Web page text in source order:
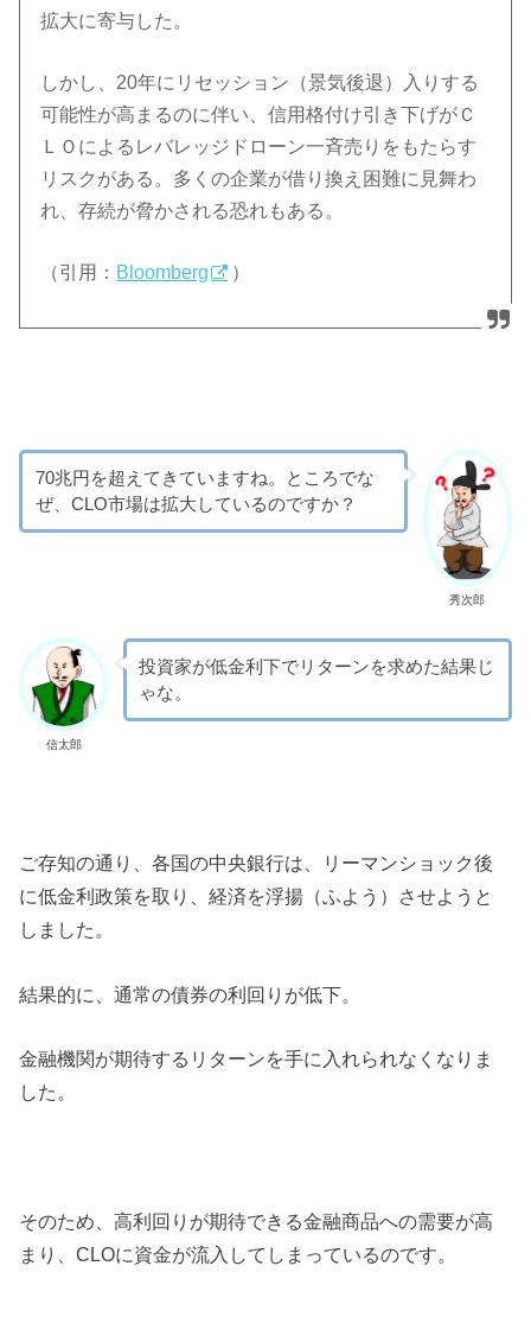
拡大に寄与した。
しかし、20年にリセッション（景気後退）入りする
可能性が高まるのに伴い、信用格付け引き下げがＣ
ＬＯによるレバレッジドローン一斉売りをもたらす
リスクがある。多くの企業が借り換え困難に見舞わ
れ、存続が脅かされる恐れもある。
（引用： Bloomberg ）
秀次郎
70兆円を超えてきていますね。ところでな
ぜ、CLO市場は拡大しているのですか？
信太郎
投資家が低金利下でリターンを求めた結果じ
ゃな。
ご存知の通り、各国の中央銀行は、リーマンショック後
に低金利政策を取り、経済を浮揚（ふよう）させようと
しました。
結果的に、通常の債券の利回りが低下。
金融機関が期待するリターンを手に入れられなくなりま
した。
そのため、高利回りが期待できる金融商品への需要が高
まり、CLOに資金が流入してしまっているのです。